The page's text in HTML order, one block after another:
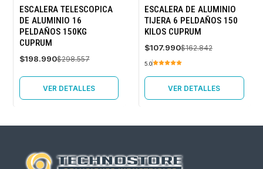
-33%
OFF
Agotado
ESCALERA TELESCOPICA
DE ALUMINIO 16
PELDAÑOS 150KG
CUPRUM
$198.990$298.557
VER DETALLES
-34%
OFF
Agotado
ESCALERA DE ALUMINIO
TIJERA 6 PELDAÑOS 150
KILOS CUPRUM
$107.990$162.842
5.0
VER DETALLES